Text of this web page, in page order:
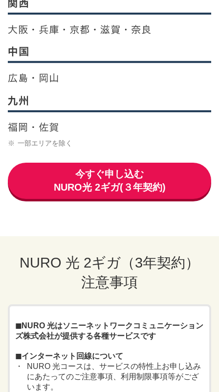
一部エリアを除く
今すぐ申し込む
NURO光 2ギガ(３年契約)
NURO 光 2ギガ（3年契約）
注意事項
◼︎NURO 光はソニーネットワークコミュニケーション
ズ株式会社が提供する各種サービスです
◼︎インターネット回線について
NURO 光コースは、サービスの特性上お申し込み
にあたってのご注意事項、利用制限事項等がござ
います。